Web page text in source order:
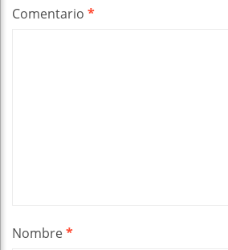
Comentario *
Nombre*